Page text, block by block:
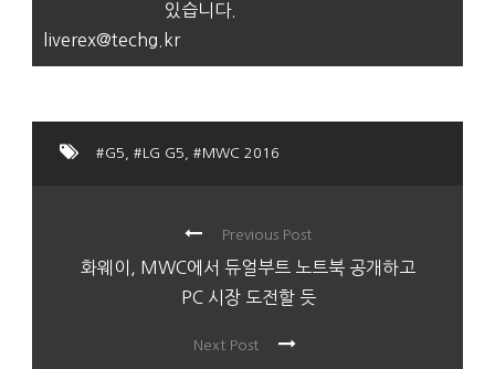
있습니다.
liverex@techg.kr
#G5 #LG G5 #MWC 2016
Previous Post
화웨이, MWC에서 듀얼부트 노트북 공개하고
PC 시장 도전할 듯
Next Post